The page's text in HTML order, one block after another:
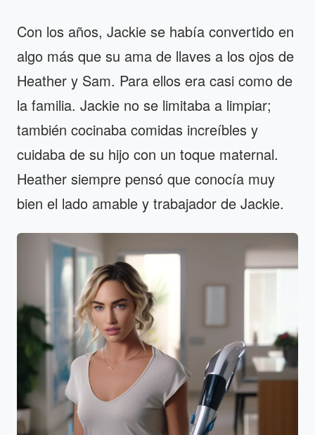
Con los años, Jackie se había convertido en
algo más que su ama de llaves a los ojos de
Heather y Sam. Para ellos era casi como de
la familia. Jackie no se limitaba a limpiar;
también cocinaba comidas increíbles y
cuidaba de su hijo con un toque maternal.
Heather siempre pensó que conocía muy
bien el lado amable y trabajador de Jackie.